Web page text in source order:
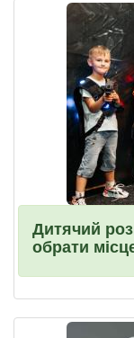
Дитячий
обрати